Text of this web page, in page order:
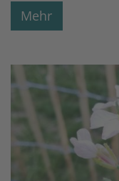
Mehr